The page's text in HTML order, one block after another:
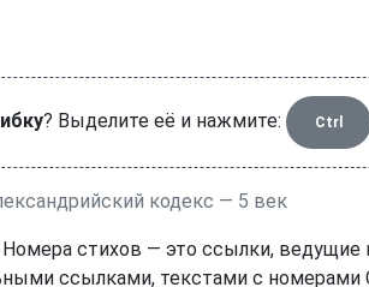
? Выделите её и нажмите: Ctrl
кодекс — 5 век
Номера стихов — это ссылки, ведущие
ссылками, текстами с номерами